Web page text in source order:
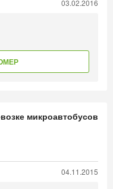
03.02.2016
микроавтобусов
04.11.2015